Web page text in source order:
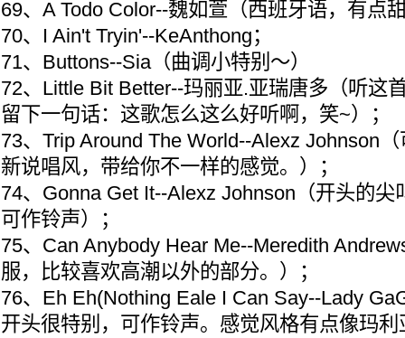
69、A Todo Color--魏如萱（西班牙语，有点
70、I Ain't Tryin'--KeAnthong；
71、Buttons--Sia（曲调小特别～）
72、Little Bit Better--玛丽亚.亚瑞唐多（听这
留下一句话：这歌怎么这么好听啊，笑~）；
73、Trip Around The World--Alexz Johnson
新说唱风，带给你不一样的感觉。）；
74、Gonna Get It--Alexz Johnson（开头的尖
可作铃声）；
75、Can Anybody Hear Me--Meredith
服，比较喜欢高潮以外的部分。）；
76、Eh Eh(Nothing Eale I Can Say--Lady
开头很特别，可作铃声。感觉风格有点像玛